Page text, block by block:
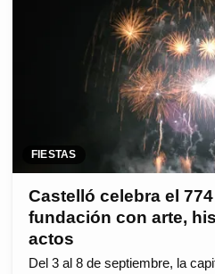
FIESTAS
Castelló celebra el
fundación con arte,
actos
Del 3 al 8 de septiembre, la